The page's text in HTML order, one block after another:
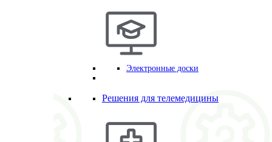
Электронные доски
Решения для телемедицины